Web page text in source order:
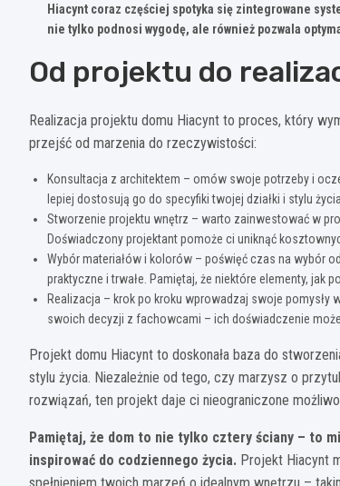
Hiacynt coraz częściej spotyka się zintegrowane
nie tylko podnosi wygodę, ale również pozwala
Od projektu do
Realizacja projektu domu Hiacynt to proces, który
przejść od marzenia do rzeczywistości:
Konsultacja z architektem – omów swoje potrzeby i
lepiej dostosują go do specyfiki twojej działki i stylu życia.
Stworzenie projektu wnętrz – warto zainwestować w
Doświadczony projektant pomoże ci uniknąć
Wybór materiałów i kolorów – poświęć czas na wybór
praktyczne i trwałe. Pamiętaj, że niektóre elementy, jak
Realizacja – krok po kroku wprowadzaj swoje
swoich decyzji z fachowcami – ich doświadczenie
Projekt domu Hiacynt to doskonała baza do
stylu życia. Niezależnie od tego, czy marzysz o
rozwiązań, ten projekt daje ci nieograniczone
Pamiętaj, że dom to nie tylko cztery ściany – to
inspirować do codziennego życia. Projekt Hiacynt